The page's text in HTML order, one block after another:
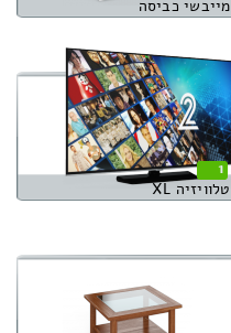
מייבשי כביסה
1
טלוויזיה XL